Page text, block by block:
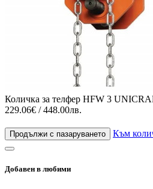
Количка за телфер HFW 3
229.06€ / 448.00лв.
Продължи с пазаруването Към
Добавен в любими